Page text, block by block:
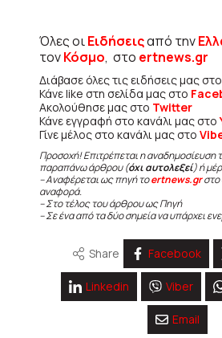
Όλες οιΕιδήσειςαπό την
τονΚόσμο, στο ertnews.gr
Διάβασε όλες τις ειδήσεις μας στο
Κάνε like στη σελίδα μας στο
Ακολούθησε μας στο Twitter
Κάνε εγγραφή στο κανάλι μας στο
Γίνε μέλος στο κανάλι μας στο
Προσοχή! Επιτρέπεται η
παραπάνω άρθρου (όχι αυτολεξεί) ή
– Αναφέρεται ως πηγή τοertnews.grστο
αναφορά.
– Στο τέλος του άρθρου ως Πηγή
– Σε ένα από τα δύο σημεία να υπάρχει
Share Facebook
Linkedin Viber
Email